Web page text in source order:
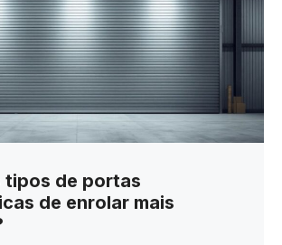
tipos de portas
de enrolar mais